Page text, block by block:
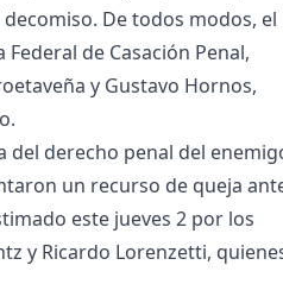
De todos modos, el
de Casación Penal,
y Gustavo Hornos,
derecho penal del
un recurso de queja
este jueves 2 por los
y Ricardo Lorenzetti,